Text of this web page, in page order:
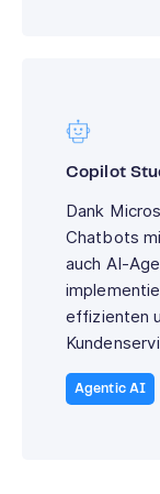
Copilot
Dank
Chatbots
auch AI-
effizienten
Agentic AI